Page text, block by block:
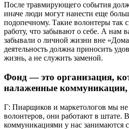
После травмирующего события
иначе люди могут нанести еще
подопечному. Такие волонтеры так
работу, что забывают о себе. А нам
забывали о личной жизни вне
деятельность должна приносить
жизнь, а не служить заменой.
Фонд — это организация,
налаженные коммуникации,
Г: Пиарщиков и маркетологов мы не
волонтеров, они работают в штате.
коммуникациями у нас занимаются